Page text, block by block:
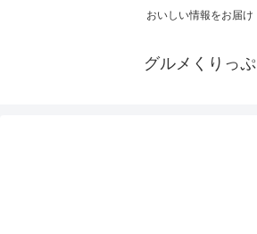
おいしい情報をお届け
グルメくりっぷ